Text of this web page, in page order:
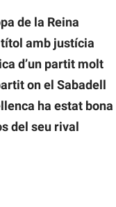
de la Reina
amb justícia
d’un partit molt
on el Sabadell
ha estat bona
del seu rival